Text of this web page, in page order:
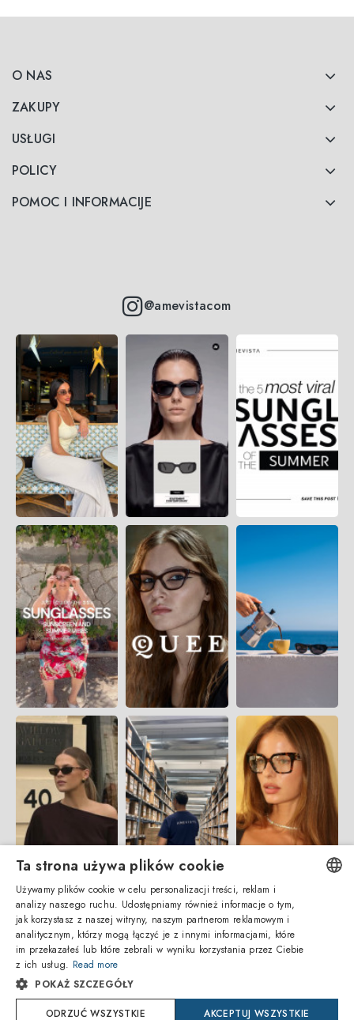
O NAS
ZAKUPY
USŁUGI
POLICY
POMOC I INFORMACIJE
@amevistacom
Amevista Srl
ENGLISH
ITALIAN
Ta strona używa plików cookie
Używamy plików cookie w celu personalizacji treści, reklam i
analizy naszego ruchu. Udostępniamy również informacje o tym,
jak korzystasz z naszej witryny, naszym partnerom reklamowym i
analitycznym, którzy mogą łączyć je z innymi informacjami, które
im przekazałeś lub które zebrali w wyniku korzystania przez Ciebie
z ich usług. Read more
POKAŻ SZCZEGÓŁY
AKCEPTUJ WSZYSTKIE
ODRZUĆ WSZYSTKIE